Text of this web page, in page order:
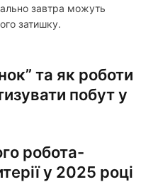
завтра можуть
затишку.
та як роботи
побут у
робота-
у 2025 році